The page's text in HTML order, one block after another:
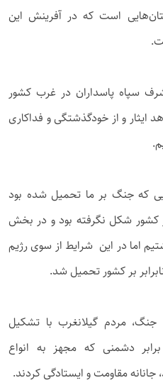
است که در آفرینش این
سپاه پاسداران در غرب کشور
و از خودگذشتگی و فداکاری
که جنگ بر ما تحمیل شده بود
کشور شکل نگرفته بود و در بخش
اما در این شرایط از سوی رژیم
بر کشور تحمیل شد.
مردم گیلانغرب با تشکیل
دشمنی که مجهز به انواع
مقاومت و ایستادگی کردند.